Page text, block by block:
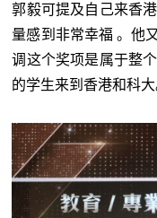
郭毅可提及自己来香
量感到非常幸福 。他
调这个奖项是属于整
的学生来到香港和科大